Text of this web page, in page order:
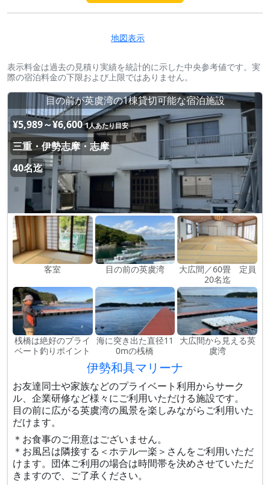
地図表示
表示料金は過去の見積り実績を統計的に示した中央参考値です。実
際の宿泊料金の下限および上限ではありません。
目の前が英虞湾の1棟貸切可能な宿泊施設
¥5,989～¥6,600 1人あたり目安
三重・伊勢志摩・志摩
40名迄
客室 目の前の英虞湾
大広間／60畳 定員
20名迄
桟橋は絶好のプライ
ベート釣りポイント
海に突き出た直径11
0mの桟橋
大広間から見える英
虞湾
伊勢和具マリーナ
お友達同士や家族などのプライベート利用からサーク
ル、企業研修など様々にご利用いただける施設です。
目の前に広がる英虞湾の風景を楽しみながらご利用いた
だけます。
＊お食事のご用意はございません。
＊お風呂は隣接する＜ホテル一楽＞さんをご利用いただ
けます。団体ご利用の場合は時間帯を決めさせていただ
きますので、ご了承ください。